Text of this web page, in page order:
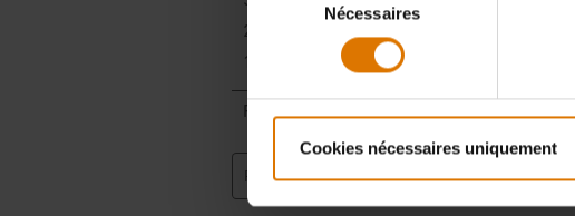
consentement
Nécessaires
Cookies nécessaires uniquement